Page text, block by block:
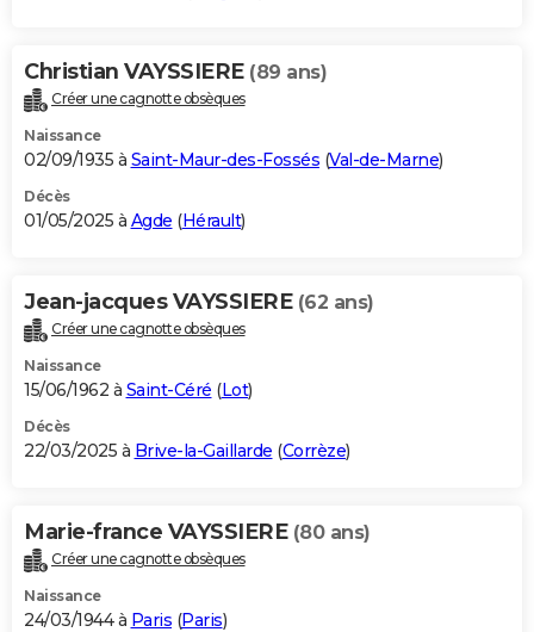
Christian VAYSSIERE (89 ans)
Créer une cagnotte obsèques
Naissance
02/09/1935 à Saint-Maur-des-Fossés (Val-de-Marne)
Décès
01/05/2025 à Agde (Hérault)
Jean-jacques VAYSSIERE (62 ans)
Créer une cagnotte obsèques
Naissance
15/06/1962 à Saint-Céré (Lot)
Décès
22/03/2025 à Brive-la-Gaillarde (Corrèze)
Marie-france VAYSSIERE (80 ans)
Créer une cagnotte obsèques
Naissance
24/03/1944 à Paris (Paris)